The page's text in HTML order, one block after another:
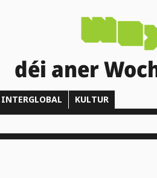
déi aner
INTERGLOBAL KULTUR